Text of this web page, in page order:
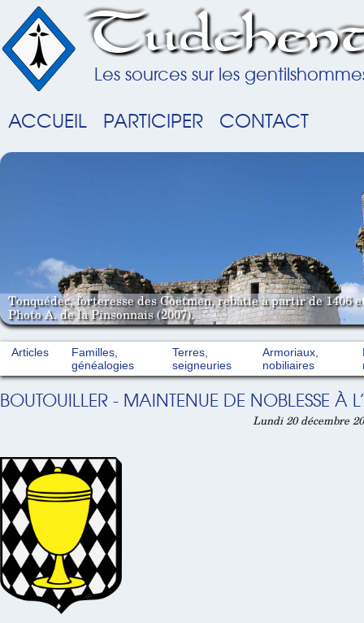
Les sources sur les
ACCUEIL PARTICIPER CONTACT
Tonquédec, forteresse des Coëtmen, rebâtie à partir de 1406
Photo A. de la Pinsonnais (2007).
Articles
Familles,
généalogies
Terres,
seigneuries
Armoriaux,
nobiliaires
BOUTOUILLER - MAINTENUE DE NOBLESSE À
Lundi 20 décembre